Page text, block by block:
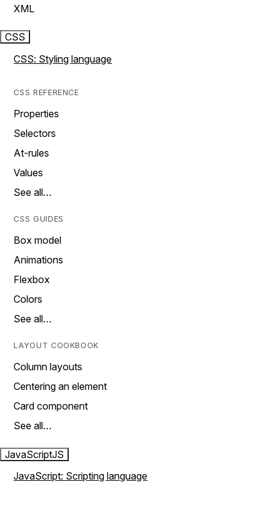
XML
CSS
CSS: Styling language
CSS REFERENCE
Properties
Selectors
At-rules
Values
See all…
CSS GUIDES
Box model
Animations
Flexbox
Colors
See all…
LAYOUT COOKBOOK
Column layouts
Centering an element
Card component
See all…
JavaScriptJS
JavaScript: Scripting language